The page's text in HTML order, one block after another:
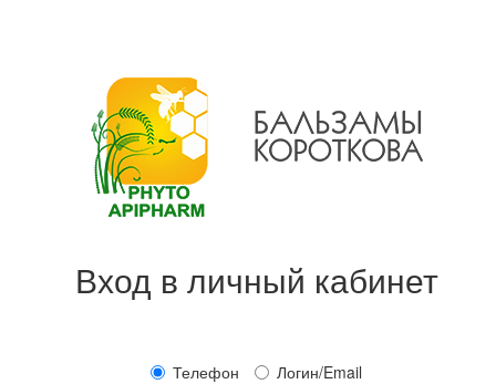
Вход в личный кабинет
Телефон Логин/Email